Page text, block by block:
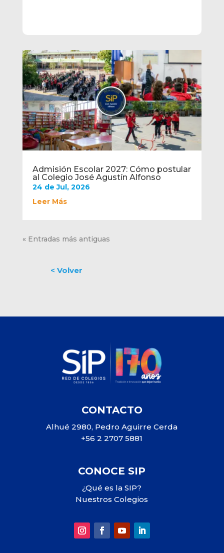
Admisión Escolar 2027: Cómo postular
al Colegio José Agustín Alfonso
24 de Jul, 2026
Leer Más
« Entradas más antiguas
CONTACTO
Alhué 2980, Pedro Aguirre Cerda
+56 2 2707 5881
CONOCE SIP
¿Qué es la SIP?
Nuestros Colegios